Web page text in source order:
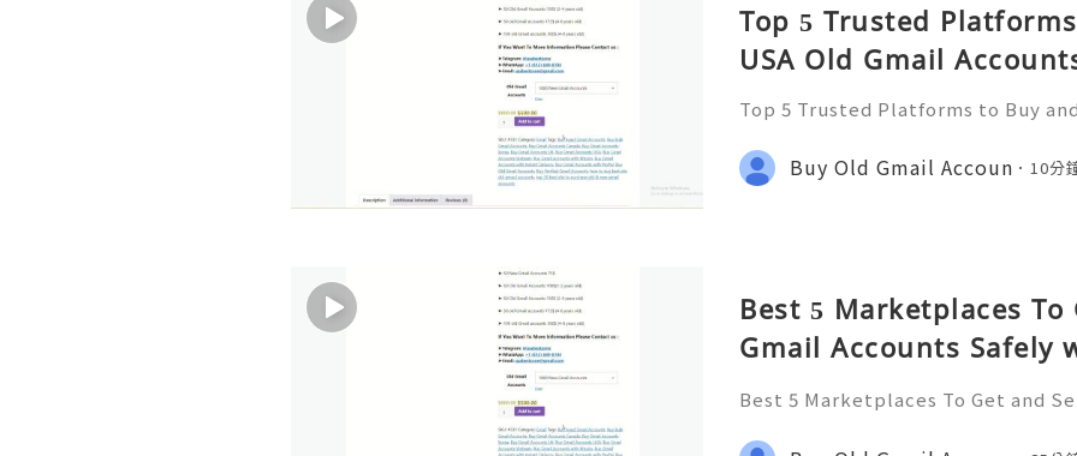
Top 5 Trusted
USA Old Gmail
Top 5 Trusted Platforms to Buy
tact us : ☠️☠️➤Telegram:
(612) 649-8194 ☠️☠️➤Email:
Buy Old Gmail Accoun 10分
Best 5 Marketplaces
Gmail Accounts Safely
in 2026
Best 5 Marketplaces To Get and
n Please Contact us :